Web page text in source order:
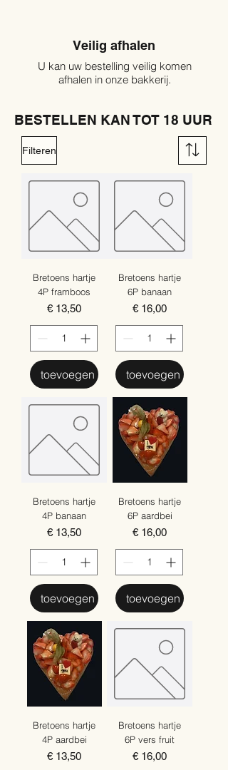
Veilig afhalen
U kan uw bestelling veilig komen
afhalen in onze bakkerij.
BESTELLEN KAN TOT 18 UUR
Filteren
Bretoens hartje
4P framboos
Prijs
€ 13,50
toevoegen
Bretoens hartje
6P banaan
Prijs
€ 16,00
toevoegen
Bretoens hartje
4P banaan
Prijs
€ 13,50
toevoegen
Bretoens hartje
6P aardbei
Prijs
€ 16,00
toevoegen
Bretoens hartje
4P aardbei
Prijs
€ 13,50
Bretoens hartje
6P vers fruit
Prijs
€ 16,00